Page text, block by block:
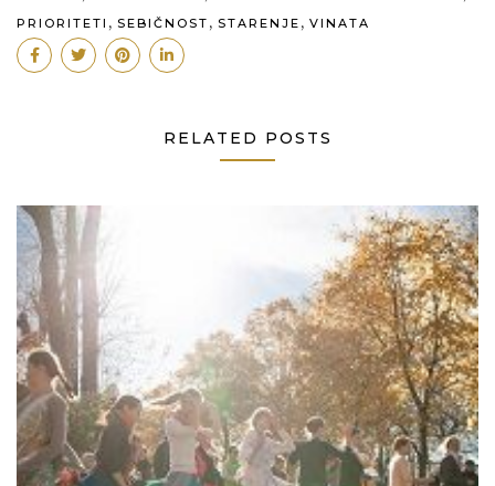
PRIORITETI , SEBIČNOST , STARENJE , VINATA
RELATED POSTS